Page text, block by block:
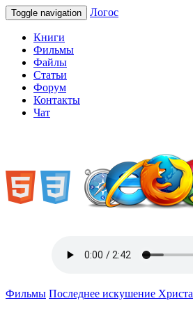
Toggle navigation Логос
Книги
Фильмы
Файлы
Статьи
Форум
Контакты
Чат
Фильмы Последнее искушение Христа